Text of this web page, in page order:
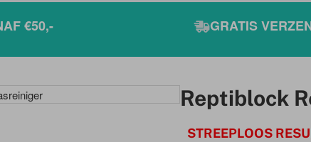
€50,- GRATIS
Reptiblock
STREEPLOOS